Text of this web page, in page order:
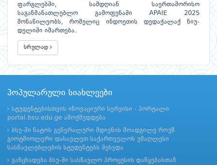
ფარგლებში, სამდღიან საერთაშორისო
საგანმანათლებლო გამოფენაში APAIE 2025
მონაწილეობს, რომელიც ინდოეთის დედაქალაქ ნიუ-
დელიში იმართება.
სრულად
პოპულარული სიახლეები
სტუდენტებისთვის ინოვაციური სერვისი - პორტალი
portal.bsu.edu.ge ამოქმედდება
ბსუ-ში ნატოს გენერალური მდივნის მოადგილე როუზ
გიოტმიოლერი დასავლეთ საქართველოს უმაღლესი
სასწავლებლების სტუდენტებს შეხვდა
განცხადება ბსუ-ში სასწავლო პროცესის დაწყებასთან